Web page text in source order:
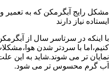
مشکل رایج آبگرمکن که به تعمیر
ایستاده نیاز دارند
با اینکه در سرتاسر سال از
کنیم،اما با سردتر شدن
نمایان تر می شوند.شاید به این
آب گرم محسوس تر می شود.